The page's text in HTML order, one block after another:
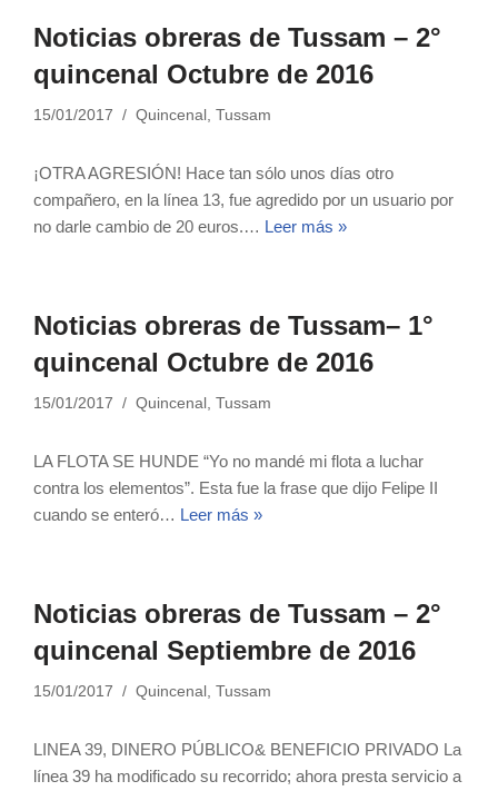
Noticias obreras de Tussam – 2°
quincenal Octubre de 2016
15/01/2017 Quincenal , Tussam
¡OTRA AGRESIÓN! Hace tan sólo unos días otro
compañero, en la línea 13, fue agredido por un usuario por
no darle cambio de 20 euros.… Leer más »
Noticias obreras de Tussam– 1°
quincenal Octubre de 2016
15/01/2017 Quincenal , Tussam
LA FLOTA SE HUNDE “Yo no mandé mi flota a luchar
contra los elementos”. Esta fue la frase que dijo Felipe II
cuando se enteró… Leer más »
Noticias obreras de Tussam – 2°
quincenal Septiembre de 2016
15/01/2017 Quincenal , Tussam
LINEA 39, DINERO PÚBLICO& BENEFICIO PRIVADO La
línea 39 ha modificado su recorrido; ahora presta servicio a